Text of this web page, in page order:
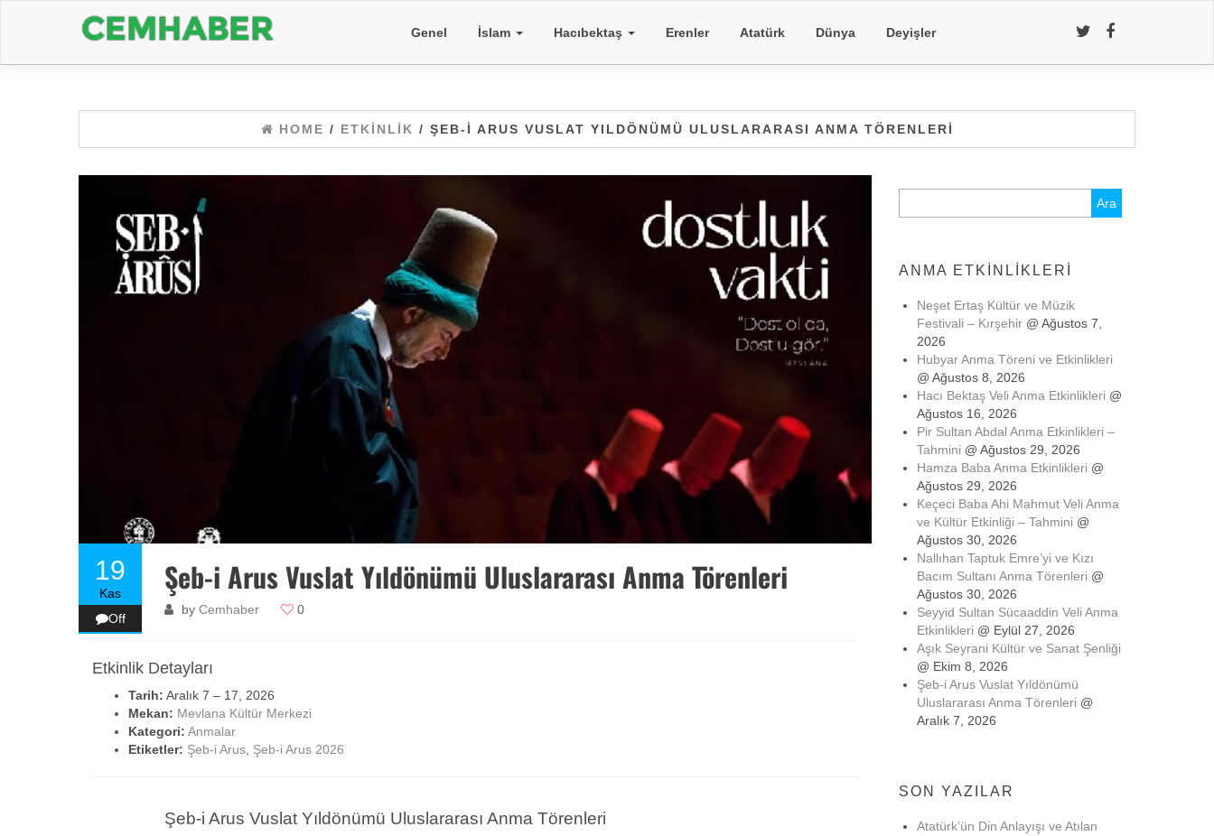
Genel İslam Hacıbektaş Erenler Atatürk Dünya Deyişler
HOME / ETKINLIK / ŞEB-I ARUS VUSLAT YILDÖNÜMÜ ULUSLARARASI ANMA TÖRENLERI
19
Kas
Off
Şeb-i Arus Vuslat Yıldönümü Uluslararası Anma Törenleri
by Cemhaber 0
Etkinlik Detayları
Tarih: Aralık 7 – 17, 2026
Mekan: Mevlana Kültür Merkezi
Kategori: Anmalar
Etiketler: Şeb-i Arus Şeb-i Arus 2026
Şeb-i Arus Vuslat Yıldönümü Uluslararası Anma Törenleri
ANMA ETKINLIKLERI
Neşet Ertaş Kültür ve Müzik
Festivali – Kırşehir@ Ağustos 7,
2026
Hubyar Anma Töreni ve Etkinlikleri
@ Ağustos 8, 2026
Hacı Bektaş Veli Anma Etkinlikleri @
Ağustos 16, 2026
Pir Sultan Abdal Anma Etkinlikleri –
Tahmini @ Ağustos 29, 2026
Hamza Baba Anma Etkinlikleri @
Ağustos 29, 2026
Keçeci Baba Ahi Mahmut Veli Anma
ve Kültür Etkinliği – Tahmini @
Ağustos 30, 2026
Nallıhan Taptuk Emre’yi ve Kızı
Bacım Sultanı Anma Törenleri @
Ağustos 30, 2026
Seyyid Sultan Sücaaddin Veli Anma
Etkinlikleri @ Eylül 27, 2026
Aşık Seyrani Kültür ve Sanat Şenliği
@ Ekim 8, 2026
Şeb-i Arus Vuslat Yıldönümü
Uluslararası Anma Törenleri @
Aralık 7, 2026
SON YAZILAR
Atatürk’ün Din Anlayışı ve Atılan